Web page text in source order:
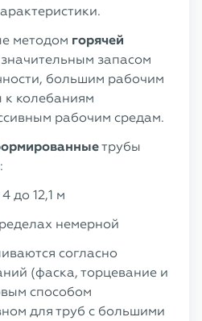
методом горячей
запасом
большим рабочим
к колебаниям
рабочим средам.
трубы
до 12,1 м
немерной
согласно
(фаска, торцевание и
способом
для труб с большими